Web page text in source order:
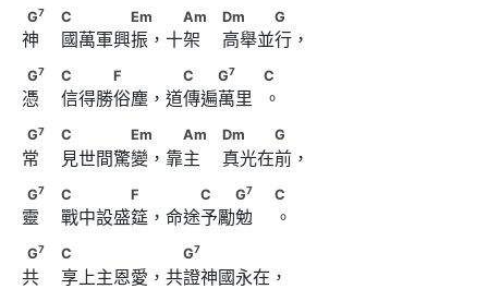
G7 C　　　　Em　 　Am
Dm　　　G
G7 C Em Am Dm G
神    國萬軍興振，十架    高舉並行，
G7 C　　　F　　 　C　　G
C
G7 C F C G7 C
憑    信得勝俗塵，道傳遍萬里  。
G7 C　　　　Em　 　Am
Dm　　　G
G7 C Em Am Dm G
常    見世間驚變，靠主    真光在前，
G7 C　　　　F　 　　C　　G
C
G7 C F C G7 C
靈    戰中設盛筵，命途予勵勉    。
G7 C　　　　　 　G
G7 C G7
共    享上主恩愛，共證神國永在，